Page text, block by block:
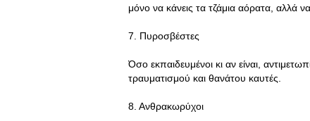
μόνο να κάνεις τα τζάμια αόρατα, αλλά να
7. Πυροσβέστες
Όσο εκπαιδευμένοι κι αν είναι,
τραυματισμού και θανάτου καυτές.
8. Ανθρακωρύχοι